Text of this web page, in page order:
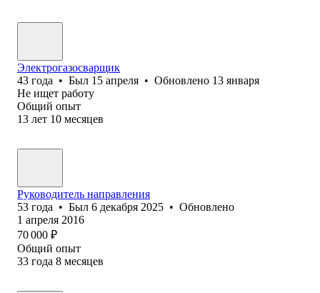
Электрогазосварщик
43 года • Был 15 апреля • Обновлено 13 января
Не ищет работу
Общий опыт
13 лет 10 месяцев
Руководитель направления
53 года • Был 6 декабря 2025 • Обновлено
1 апреля 2016
70 000 ₽
Общий опыт
33 года 8 месяцев